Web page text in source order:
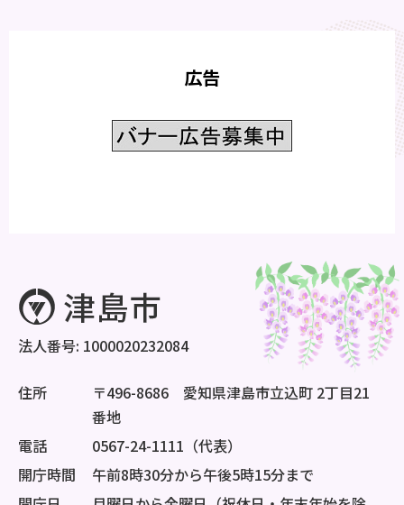
広告
法人番号: 1000020232084
住所
〒496-8686 愛知県津島市立込町 2丁目21
番地
電話
0567-24-1111（代表）
開庁時間
午前8時30分から午後5時15分まで